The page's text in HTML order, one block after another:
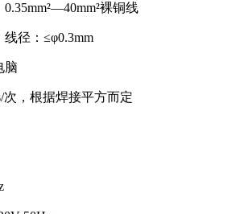
裸铜线
径：≤φ0.3mm
脑
次，根据焊接平方而定